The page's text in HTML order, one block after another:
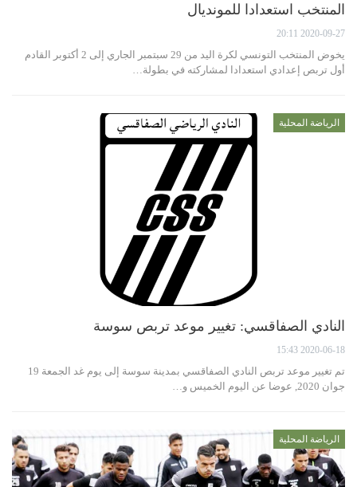
المنتخب استعدادا للمونديال
2020-09-27 20:11
يخوض المنتخب التونسي لكرة اليد من 29 سبتمبر الجاري إلى 2 أكتوبر القادم
أول تربص إعدادي استعدادا لمشاركته في بطولة…
الرياضة المحلية
النادي الصفاقسي: تغيير موعد تربص سوسة
2020-06-18 15:43
تم تغيير موعد تربص النادي الصفاقسي بمدينة سوسة إلى يوم غد الجمعة 19
جوان 2020, عوضا عن اليوم الخميس و…
الرياضة المحلية